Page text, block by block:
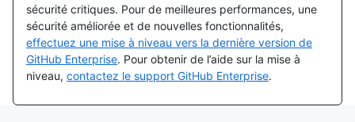
sécurité critiques. Pour de meilleures performances, une
sécurité améliorée et de nouvelles fonctionnalités,
effectuez une mise à niveau vers la dernière version de
GitHub Enterprise. Pour obtenir de l’aide sur la mise à
niveau, contactez le support GitHub Enterprise.